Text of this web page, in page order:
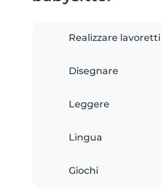
Realizzare lavoretti
Disegnare
Leggere
Lingua
Giochi